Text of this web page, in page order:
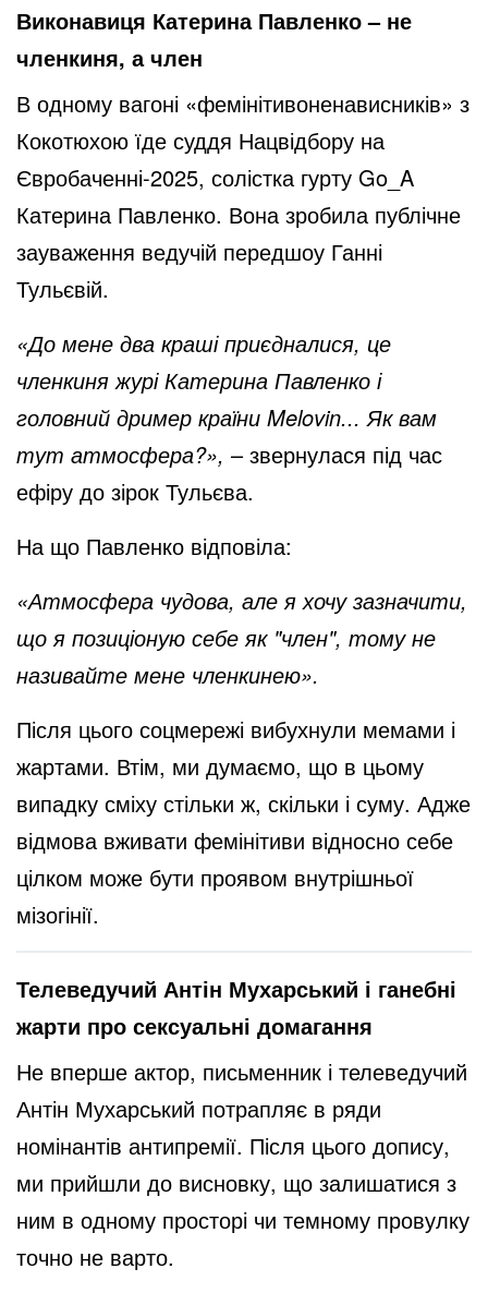
Виконавиця Катерина Павленко – не
членкиня, а член
В одному вагоні «фемінітивоненависників» з
Кокотюхою їде суддя Нацвідбору на
Євробаченні-2025, солістка гурту Go_A
Катерина Павленко. Вона зробила публічне
зауваження ведучій передшоу Ганні
Тульєвій.
«До мене два краші приєдналися, це
членкиня журі Катерина Павленко і
головний дример країни Melovin... Як вам
тут атмосфера?», – звернулася під час
ефіру до зірок Тульєва.
На що Павленко відповіла:
«Атмосфера чудова, але я хочу зазначити,
що я позиціоную себе як "член", тому не
називайте мене членкинею».
Після цього соцмережі вибухнули мемами і
жартами. Втім, ми думаємо, що в цьому
випадку сміху стільки ж, скільки і суму. Адже
відмова вживати фемінітиви відносно себе
цілком може бути проявом внутрішньої
мізогінії.
Телеведучий Антін Мухарський і ганебні
жарти про сексуальні домагання
Не вперше актор, письменник і телеведучий
Антін Мухарський потрапляє в ряди
номінантів антипремії. Після цього допису,
ми прийшли до висновку, що залишатися з
ним в одному просторі чи темному провулку
точно не варто.